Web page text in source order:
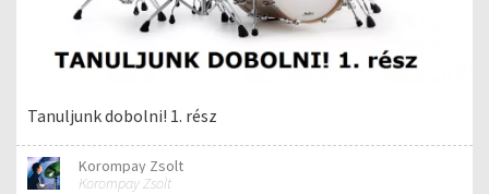
Tanuljunk dobolni! 1. rész
Korompay Zsolt
Korompay Zsolt